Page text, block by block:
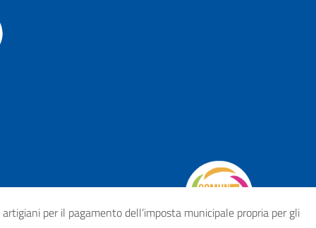
per il pagamento dell’imposta municipale propria per gli